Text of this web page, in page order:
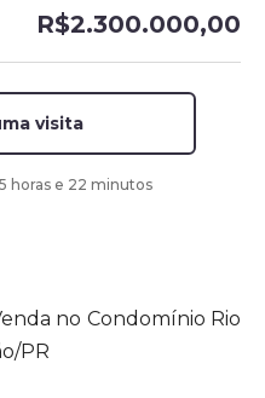
R$2.300.000,00
visita
horas e 22 minutos
no Condomínio Rio
PR